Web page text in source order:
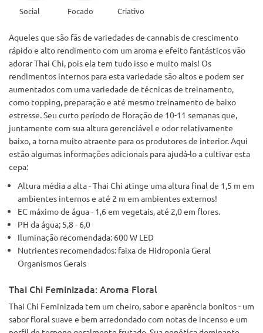
Social Focado Criativo
Aqueles que são fãs de variedades de cannabis de crescimento
rápido e alto rendimento com um aroma e efeito fantásticos vão
adorar Thai Chi, pois ela tem tudo isso e muito mais! Os
rendimentos internos para esta variedade são altos e podem ser
aumentados com uma variedade de técnicas de treinamento,
como topping, preparação e até mesmo treinamento de baixo
estresse. Seu curto período de floração de 10-11 semanas que,
juntamente com sua altura gerenciável e odor relativamente
baixo, a torna muito atraente para os produtores de interior. Aqui
estão algumas informações adicionais para ajudá-lo a cultivar esta
cepa:
Altura média a alta - Thai Chi atinge uma altura final de 1,5 m em
ambientes internos e até 2 m em ambientes externos!
EC máximo de água - 1,6 em vegetais, até 2,0 em flores.
PH da água; 5,8 - 6,0
Iluminação recomendada: 600 W LED
Nutrientes recomendados: faixa de Hidroponia Geral
Organismos Gerais
Thai Chi Feminizada: Aroma Floral
Thai Chi Feminizada tem um cheiro, sabor e aparência bonitos - um
sabor floral suave e bem arredondado com notas de incenso e um